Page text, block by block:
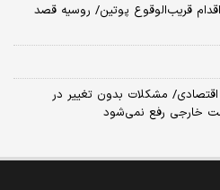
اقدام قریب‌الوقوع پوتین/ روسیه قصد
مشکلات بدون تغییر در
خارجی رفع نمی‌شود